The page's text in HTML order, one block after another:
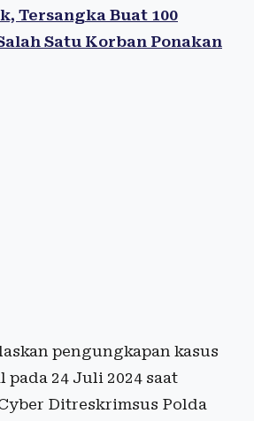
Tersangka Buat 100
Satu Korban Ponakan
pengungkapan kasus
pada 24 Juli 2024 saat
Ditreskrimsus Polda